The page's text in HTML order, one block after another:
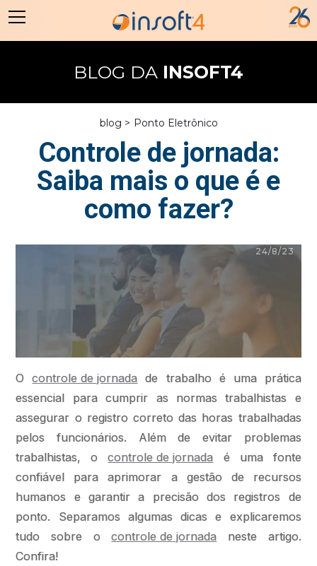
BLOG DAINSOFT4
blog > Ponto Eletrônico
Controle de jornada:
Saiba mais o que é e
como fazer?
24/8/23
Ocontrole de jornada de trabalho é uma prática
essencial para cumprir as normas trabalhistas e
assegurar o registro correto das horas trabalhadas
pelos funcionários. Além de evitar problemas
trabalhistas, ocontrole de jornada é uma fonte
confiável para aprimorar a gestão de recursos
humanos e garantir a precisão dos registros de
ponto. Separamos algumas dicas e explicaremos
tudo sobre ocontrole de jornada neste artigo.
Confira!